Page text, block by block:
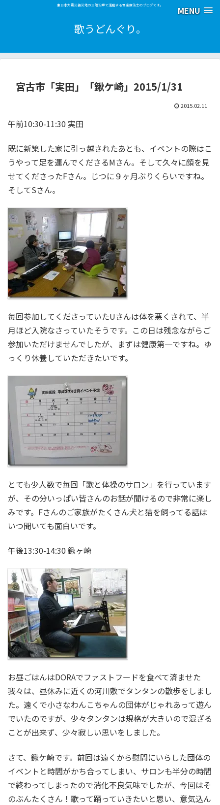
MENU
東日本大震災被災地の三陸沿岸で活動する音楽療法士のブログです。
歌うどんぐり。
宮古市「実田」「鍬ケ崎」2015/1/31
2015.02.11
午前10:30-11:30 実田
既に新築した家に引っ越されたあとも、イベントの際はこ
うやって足を運んでくださるMさん。そして久々に顔を見
せてくださったFさん。じつに９ヶ月ぶりくらいですね。
そしてSさん。
毎回参加してくださっていたUさんは体を悪くされて、半
月ほど入院なさっていたそうです。この日は残念ながらご
参加いただけませんでしたが、まずは健康第一ですね。ゆ
っくり休養していただきたいです。
とても少人数で毎回「歌と体操のサロン」を行っています
が、その分いっぱい皆さんのお話が聞けるので非常に楽し
みです。Fさんのご家族がたくさん犬と猫を飼ってる話は
いつ聞いても面白いです。
午後13:30-14:30 鍬ヶ崎
お昼ごはんはDORAでファストフードを食べて済ませた
我々は、昼休みに近くの河川敷でタンタンの散歩をしまし
た。遠くで小さなわんこちゃんの団体がじゃれあって遊ん
でいたのですが、少々タンタンは規格が大きいので混ざる
ことが出来ず、少々寂しい思いをしました。
さて、鍬ケ崎です。前回は遠くから慰問にいらした団体の
イベントと時間がかち合ってしまい、サロンも半分の時間
で終わってしまったので消化不良気味でしたが、今回はそ
のぶんたくさん！歌って踊っていきたいと思い、意気込ん